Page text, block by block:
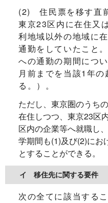
(2) 住民票を移す直
東京23区内に在住又
利地域以外の地域に
通勤をしていたこと
への通勤の期間につ
月前までを当該1年
る。）。
ただし、東京圏のうち
在住しつつ、東京23区
区内の企業等へ就職し
学期間も(1)及び(2)にお
とすることができる。
イ 移住先に関する要件
次の全てに該当するこ